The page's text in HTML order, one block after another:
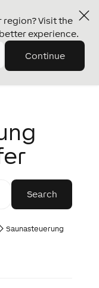
Visit the
experience.
Continue
Saunasteuerung